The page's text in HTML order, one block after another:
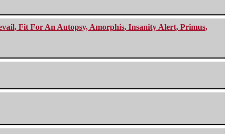
Fit For An Autopsy, Amorphis, Insanity Alert, Primus,